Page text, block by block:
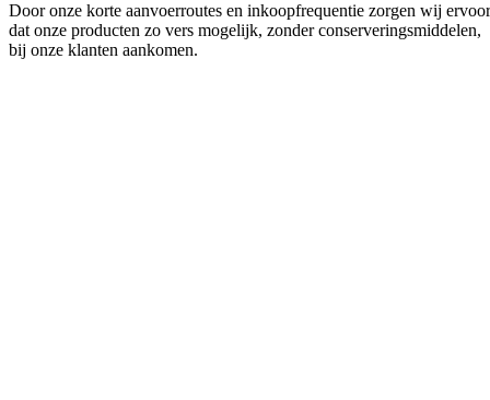
Door onze korte aanvoerroutes en inkoopfrequentie zorgen wij ervoor
dat onze producten zo vers mogelijk, zonder conserveringsmiddelen,
bij onze klanten aankomen.